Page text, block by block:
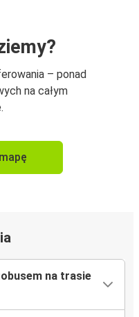
– ponad
na całym
na trasie